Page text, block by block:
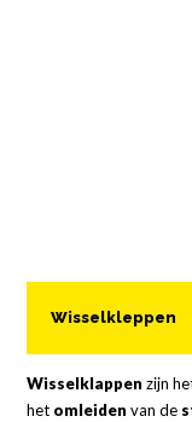
Wisselkleppen
Wisselklappenzijn
het omleidenvan de